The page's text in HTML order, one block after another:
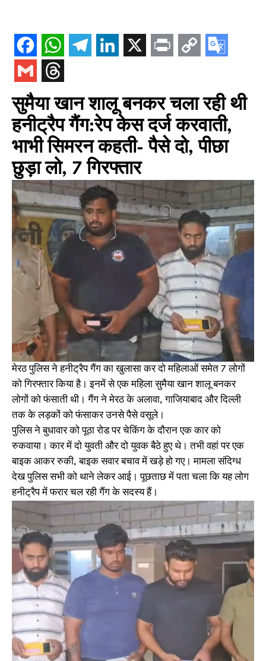
सुमैया खान शालू बनकर चला रही थी
हनीट्रैप गैंग:रेप केस दर्ज करवाती,
भाभी सिमरन कहती- पैसे दो, पीछा
छुड़ा लो, 7 गिरफ्तार
मेरठ पुलिस ने हनीट्रैप गैंग का खुलासा कर दो महिलाओं समेत 7 लोगों
को गिरफ्तार किया है। इनमें से एक महिला सुमैया खान शालू बनकर
लोगों को फंसाती थी। गैंग ने मेरठ के अलावा, गाजियाबाद और दिल्ली
तक के लड़कों को फंसाकर उनसे पैसे वसूले।
पुलिस ने बुधावार को पूठा रोड पर चेकिंग के दौरान एक कार को
रुकवाया। कार में दो युवती और दो युवक बैठे हुए थे। तभी वहां पर एक
बाइक आकर रुकी, बाइक सवार बचाव में खड़े हो गए। मामला संदिग्ध
देख पुलिस सभी को थाने लेकर आई। पूछताछ में पता चला कि यह लोग
हनीट्रैप में फरार चल रही गैंग के सदस्य हैं।